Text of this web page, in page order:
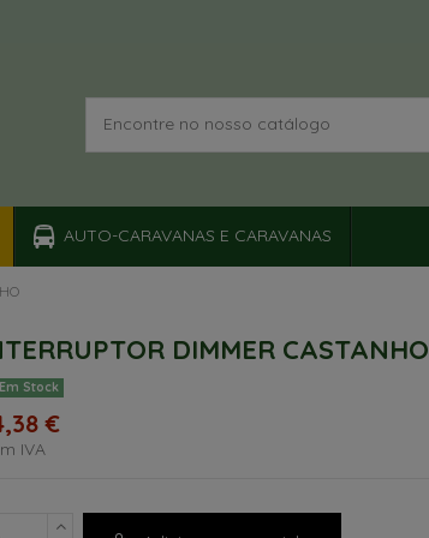
AUTO-CARAVANAS E CARAVANAS
DIMMER CASTANHO
Em Stock
€
IVA